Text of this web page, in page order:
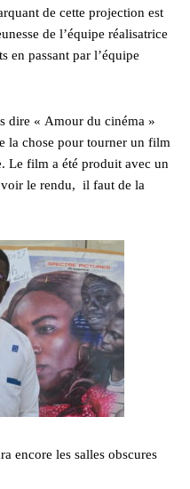
de cette projection est
de l’équipe réalisatrice
en passant par l’équipe
dire « Amour du cinéma »
la chose pour tourner un film
Le film a été produit avec un
voir le rendu, il faut de la
encore les salles obscures